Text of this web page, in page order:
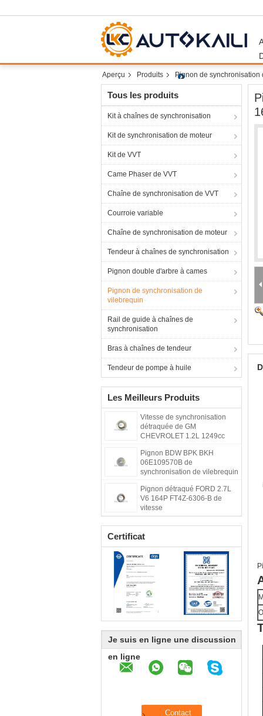
Aperçu Produits Pignon de synchronisation
Tous les produits
Kit à chaînes de synchronisation
Kit de synchronisation de moteur
Kit de VVT
Came Phaser de VVT
Chaîne de synchronisation de VVT
Courroie variable
Chaîne de synchronisation de moteur
Tendeur à chaînes de synchronisation
Pignon double d'arbre à cames
Pignon de synchronisation de
vilebrequin
Rail de guide à chaînes de
synchronisation
Bras à chaînes de tendeur
Tendeur de pompe à huile
Les Meilleurs Produits
Vitesse de synchronisation
détraquée de GM
CHEVROLET 1.2L 1249cc
Pignon BDW BPK BKH
06E109570B de
synchronisation de vilebrequin
Pignon détraqué FORD 2.7L
V6 164P FT4Z-6306-B de
vitesse
Certificat
Je suis en ligne une discussion
en ligne